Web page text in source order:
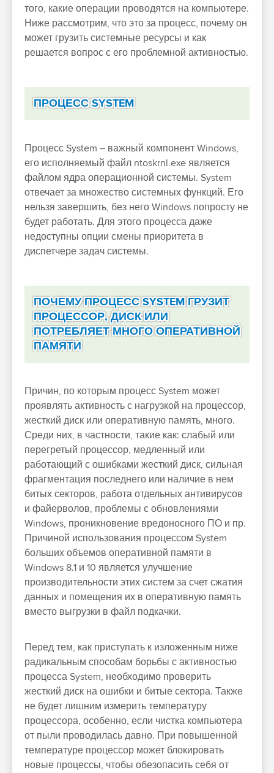
того, какие операции проводятся на компьютере.
Ниже рассмотрим, что это за процесс, почему он
может грузить системные ресурсы и как
решается вопрос с его проблемной активностью.
ПРОЦЕСС SYSTEM
Процесс System – важный компонент Windows,
его исполняемый файл ntoskrnl.exe является
файлом ядра операционной системы. System
отвечает за множество системных функций. Его
нельзя завершить, без него Windows попросту не
будет работать. Для этого процесса даже
недоступны опции смены приоритета в
диспетчере задач системы.
ПОЧЕМУ ПРОЦЕСС SYSTEM ГРУЗИТ
ПРОЦЕССОР, ДИСК ИЛИ
ПОТРЕБЛЯЕТ МНОГО ОПЕРАТИВНОЙ
ПАМЯТИ
Причин, по которым процесс System может
проявлять активность с нагрузкой на процессор,
жесткий диск или оперативную память, много.
Среди них, в частности, такие как: слабый или
перегретый процессор, медленный или
работающий с ошибками жесткий диск, сильная
фрагментация последнего или наличие в нем
битых секторов, работа отдельных антивирусов
и файерволов, проблемы с обновлениями
Windows, проникновение вредоносного ПО и пр.
Причиной использования процессом System
больших объемов оперативной памяти в
Windows 8.1 и 10 является улучшение
производительности этих систем за счет сжатия
данных и помещения их в оперативную память
вместо выгрузки в файл подкачки.
Перед тем, как приступать к изложенным ниже
радикальным способам борьбы с активностью
процесса System, необходимо проверить
жесткий диск на ошибки и битые сектора. Также
не будет лишним измерить температуру
процессора, особенно, если чистка компьютера
от пыли проводилась давно. При повышенной
температуре процессор может блокировать
новые процессы, чтобы обезопасить себя от